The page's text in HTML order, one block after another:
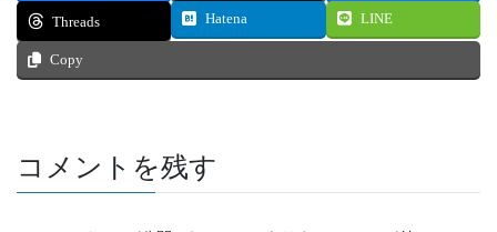
Threads Hatena LINE
Copy
コメントを残す